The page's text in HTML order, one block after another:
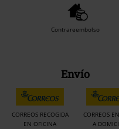
Contrareembolso
Envío
CORREOS RECOGIDA
EN OFICINA
CORREOS
A